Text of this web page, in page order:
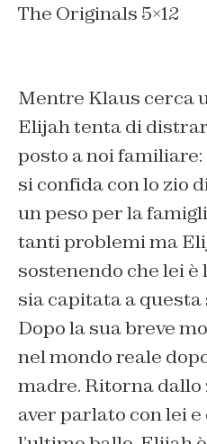
The Originals 5×12
Mentre Klaus cerca
Elijah tenta di
posto a noi
si confida con lo zio
un peso per la
tanti problemi ma
sostenendo che lei è
sia capitata a
Dopo la sua breve
nel mondo reale
madre. Ritorna
aver parlato con lei